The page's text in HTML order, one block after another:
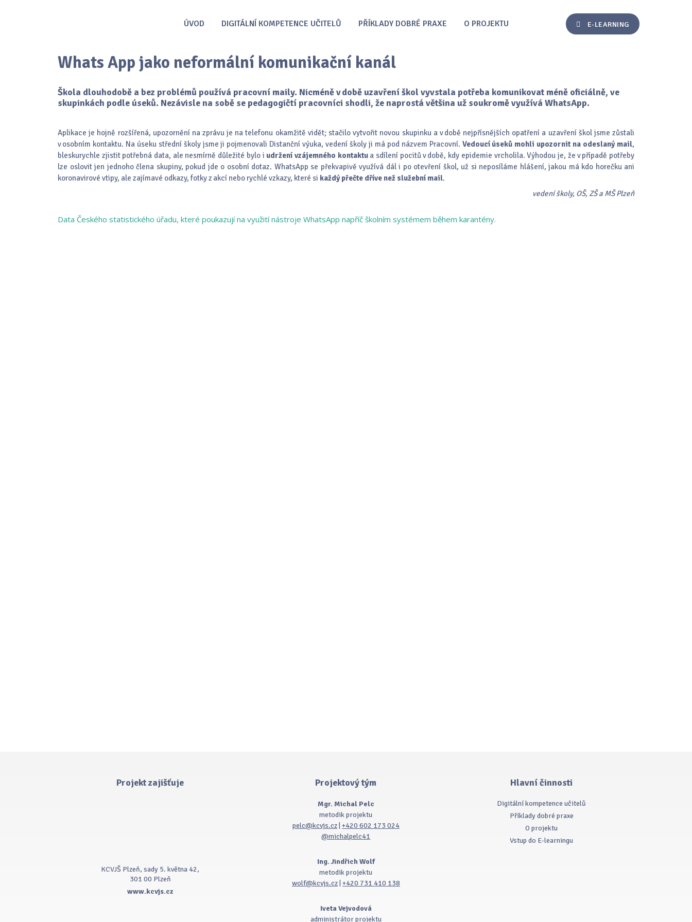
ÚVOD DIGITÁLNÍ KOMPETENCE UČITELŮ PŘÍKLADY DOBRÉ PRAXE O PROJEKTU E-LEARNING
Whats App jako neformální komunikační kanál
Škola dlouhodobě a bez problémů používá pracovní maily. Nicméně v době uzavření škol vyvstala potřeba komunikovat méně oficiálně, ve
skupinkách podle úseků. Nezávisle na sobě se pedagogičtí pracovníci shodli, že naprostá většina už soukromě využívá WhatsApp.
Aplikace je hojně rozšířená, upozornění na zprávu je na telefonu okamžitě vidět; stačilo vytvořit novou skupinku a v době nejpřísnějších opatření a uzavření škol jsme zůstali
v osobním kontaktu. Na úseku střední školy jsme ji pojmenovali Distanční výuka, vedení školy ji má pod názvem Pracovní. Vedoucí úseků mohli upozornit na odeslaný mail,
bleskurychle zjistit potřebná data, ale nesmírně důležité bylo iudržení vzájemného kontaktua sdílení pocitů v době, kdy epidemie vrcholila. Výhodou je, že v případě potřeby
lze oslovit jen jednoho člena skupiny, pokud jde o osobní dotaz. WhatsApp se překvapivě využívá dál i po otevření škol, už si neposíláme hlášení, jakou má kdo horečku ani
koronavirové vtipy, ale zajímavé odkazy, fotky z akcí nebo rychlé vzkazy, které si každý přečte dříve než služební mail.
vedení školy, OŠ, ZŠ a MŠ Plzeň
Data Českého statistického úřadu, které poukazují na využití nástroje WhatsApp napříč školním systémem během karantény.
Projekt zajišťuje
KCVJŠ Plzeň, sady 5. května 42,
301 00 Plzeň
www.kcvjs.cz
Projektový tým
Mgr. Michal Pelc
metodik projektu
pelc@kcvjs.cz| +420 602 173 024
@michalpelc41
Ing. Jindřich Wolf
metodik projektu
wolf@kcvjs.cz| +420 731 410 138
Iveta Vejvodová
administrátor projektu
Hlavní činnosti
Digitální kompetence učitelů
Příklady dobré praxe
O projektu
Vstup do E-learningu